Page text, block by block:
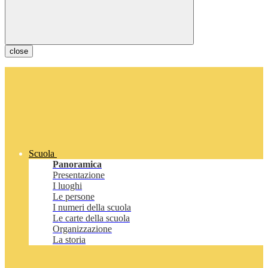
close
Scuola
Panoramica
Presentazione
I luoghi
Le persone
I numeri della scuola
Le carte della scuola
Organizzazione
La storia